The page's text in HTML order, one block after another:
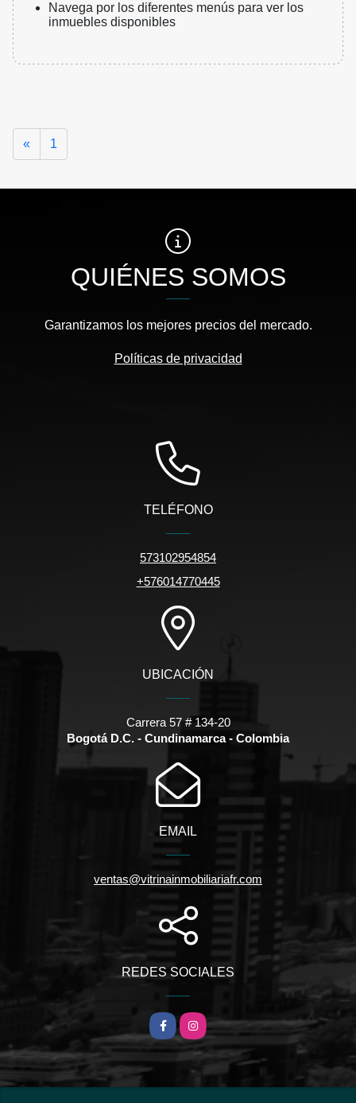
Navega por los diferentes menús para ver los
inmuebles disponibles
« Anterior
1
QUIÉNES SOMOS
Garantizamos los mejores precios del mercado.
Políticas de privacidad
TELÉFONO
573102954854
+576014770445
UBICACIÓN
Carrera 57 # 134-20
Bogotá D.C. - Cundinamarca - Colombia
EMAIL
ventas@vitrinainmobiliariafr.com
REDES SOCIALES
FacebookInstagram